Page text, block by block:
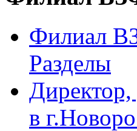
Филиал
Разделы
в